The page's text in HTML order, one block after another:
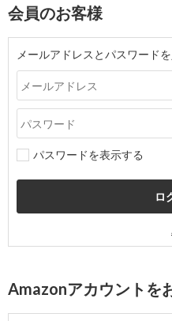
会員のお客様
メールアドレスとパスワード
パスワードを表示する
Amazonアカウントを